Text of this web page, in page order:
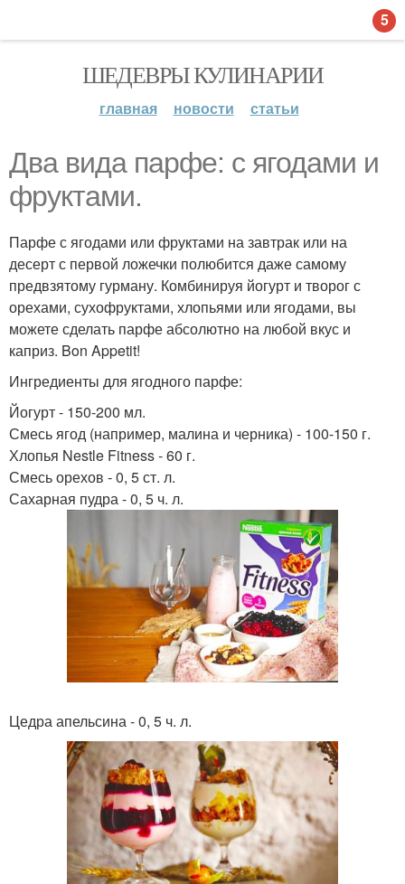
ШЕДЕВРЫ КУЛИНАРИИ
главная новости статьи
Два вида парфе: с ягодами и
фруктами.
Парфе с ягодами или фруктами на завтрак или на
десерт с первой ложечки полюбится даже самому
предвзятому гурману. Комбинируя йогурт и творог с
орехами, сухофруктами, хлопьями или ягодами, вы
можете сделать парфе абсолютно на любой вкус и
каприз. Bon Appetit!
Ингредиенты для ягодного парфе:
Йогурт - 150-200 мл.
Смесь ягод (например, малина и черника) - 100-150 г.
Хлопья Nestle Fitness - 60 г.
Смесь орехов - 0, 5 ст. л.
Сахарная пудра - 0, 5 ч. л.
Цедра апельсина - 0, 5 ч. л.
5